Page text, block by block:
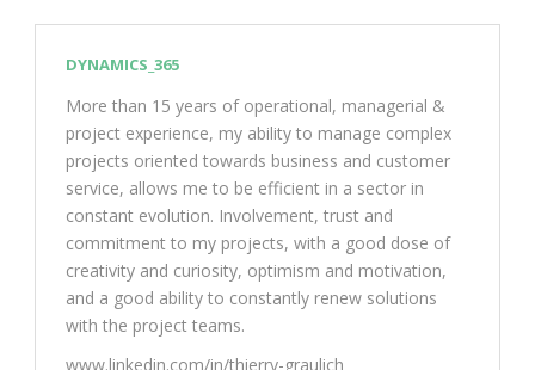
DYNAMICS_365
More than 15 years of operational, managerial &
project experience, my ability to manage complex
projects oriented towards business and customer
service, allows me to be efficient in a sector in
constant evolution. Involvement, trust and
commitment to my projects, with a good dose of
creativity and curiosity, optimism and motivation,
and a good ability to constantly renew solutions
with the project teams.
www.linkedin.com/in/thierry-graulich